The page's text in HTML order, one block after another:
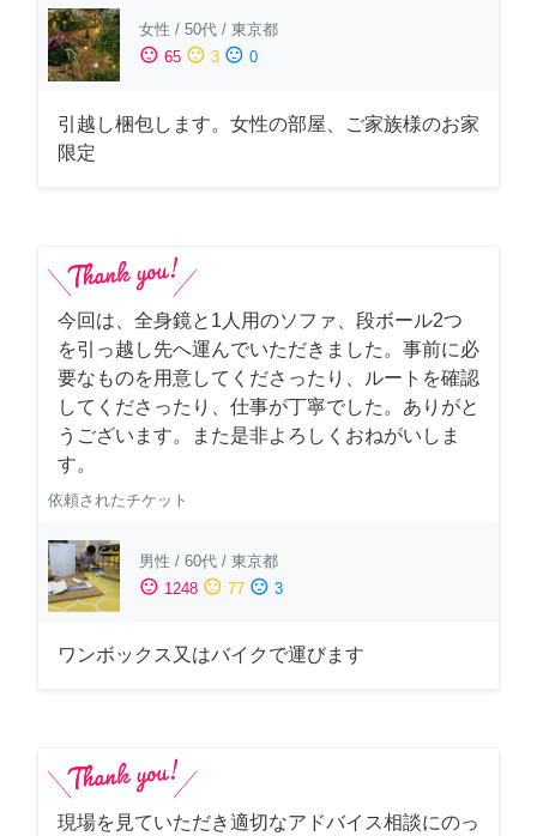
女性 / 50代 / 東京都
sentiment_satisfied 65 sentiment_neutral 3 sentiment_dissatisfied 0
引越し梱包します。女性の部屋、ご家族様のお家
限定
今回は、全身鏡と1人用のソファ、段ボール2つ
を引っ越し先へ運んでいただきました。事前に必
要なものを用意してくださったり、ルートを確認
してくださったり、仕事が丁寧でした。ありがと
うございます。また是非よろしくおねがいしま
す。
依頼されたチケット
男性 / 60代 / 東京都
sentiment_satisfied 1248 sentiment_neutral 77 sentiment_dissatisfied 3
ワンボックス又はバイクで運びます
現場を見ていただき適切なアドバイス相談にのっ